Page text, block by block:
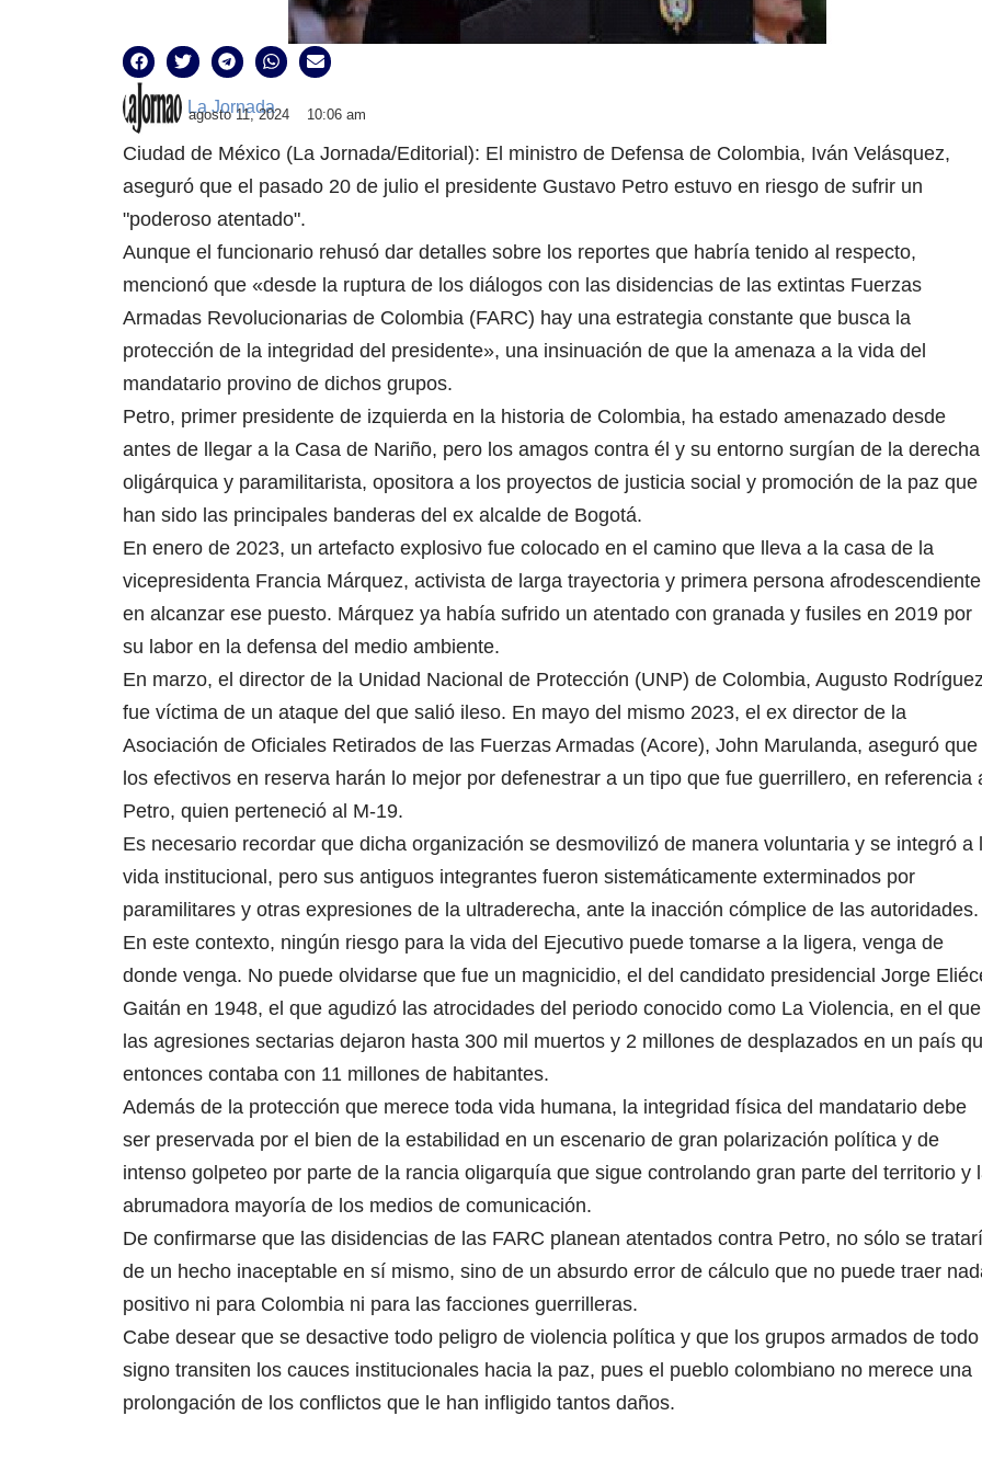
La Jornada
agosto 11, 2024 10:06 am
Ciudad de México (La Jornada/Editorial): El ministro de Defensa de Colombia, Iván Velásquez,
aseguró que el pasado 20 de julio el presidente Gustavo Petro estuvo en riesgo de sufrir un
"poderoso atentado".
Aunque el funcionario rehusó dar detalles sobre los reportes que habría tenido al respecto,
mencionó que «desde la ruptura de los diálogos con las disidencias de las extintas Fuerzas
Armadas Revolucionarias de Colombia (FARC) hay una estrategia constante que busca la
protección de la integridad del presidente», una insinuación de que la amenaza a la vida del
mandatario provino de dichos grupos.
Petro, primer presidente de izquierda en la historia de Colombia, ha estado amenazado desde
antes de llegar a la Casa de Nariño, pero los amagos contra él y su entorno surgían de la derecha
oligárquica y paramilitarista, opositora a los proyectos de justicia social y promoción de la paz que
han sido las principales banderas del ex alcalde de Bogotá.
En enero de 2023, un artefacto explosivo fue colocado en el camino que lleva a la casa de la
vicepresidenta Francia Márquez, activista de larga trayectoria y primera persona afrodescendiente
en alcanzar ese puesto. Márquez ya había sufrido un atentado con granada y fusiles en 2019 por
su labor en la defensa del medio ambiente.
En marzo, el director de la Unidad Nacional de Protección (UNP) de Colombia, Augusto
fue víctima de un ataque del que salió ileso. En mayo del mismo 2023, el ex director de la
Asociación de Oficiales Retirados de las Fuerzas Armadas (Acore), John Marulanda, aseguró que
los efectivos en reserva harán lo mejor por defenestrar a un tipo que fue guerrillero, en referencia
Petro, quien perteneció al M-19.
Es necesario recordar que dicha organización se desmovilizó de manera voluntaria y se integró a
vida institucional, pero sus antiguos integrantes fueron sistemáticamente exterminados por
paramilitares y otras expresiones de la ultraderecha, ante la inacción cómplice de las autoridades.
En este contexto, ningún riesgo para la vida del Ejecutivo puede tomarse a la ligera, venga de
donde venga. No puede olvidarse que fue un magnicidio, el del candidato presidencial Jorge
Gaitán en 1948, el que agudizó las atrocidades del periodo conocido como La Violencia, en el que
las agresiones sectarias dejaron hasta 300 mil muertos y 2 millones de desplazados en un país
entonces contaba con 11 millones de habitantes.
Además de la protección que merece toda vida humana, la integridad física del mandatario debe
ser preservada por el bien de la estabilidad en un escenario de gran polarización política y de
intenso golpeteo por parte de la rancia oligarquía que sigue controlando gran parte del territorio y
abrumadora mayoría de los medios de comunicación.
De confirmarse que las disidencias de las FARC planean atentados contra Petro, no sólo se
de un hecho inaceptable en sí mismo, sino de un absurdo error de cálculo que no puede traer
positivo ni para Colombia ni para las facciones guerrilleras.
Cabe desear que se desactive todo peligro de violencia política y que los grupos armados de todo
signo transiten los cauces institucionales hacia la paz, pues el pueblo colombiano no merece una
prolongación de los conflictos que le han infligido tantos daños.